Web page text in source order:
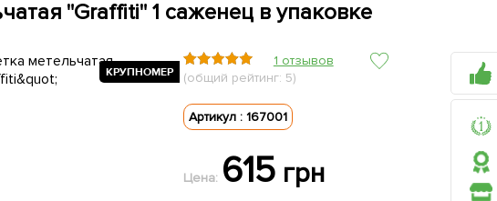
"Graffiti" 1 саженец в упаковке
КРУПНОМЕР
КРУПНОМЕР
КРУПНОМЕР
КРУПНОМЕР
КРУПНОМЕР
КРУПНОМЕР
1 отзывов
(общий рейтинг: 5)
Артикул : 167001
Цена: 615 грн